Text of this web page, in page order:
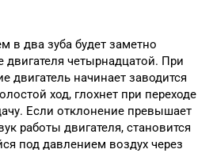
в два зуба будет заметно
двигателя четырнадцатой. При
двигатель начинает заводится
ход, глохнет при переходе
Если отклонение превышает
работы двигателя, становится
под давлением воздух через